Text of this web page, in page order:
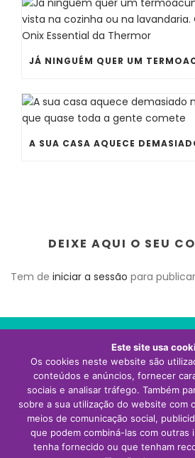
DEIXE AQUI O SEU
Tem de iniciar a sessão para
Visite o site da
Este site usa
Os cookies neste website são
conteúdos e anúncios, fornecer
sociais e analisar tráfego. Também
sobre a sua utilização do website com
meios de comunicação social,
que podem combiná-las com outras
tenha fornecido ou que tenham